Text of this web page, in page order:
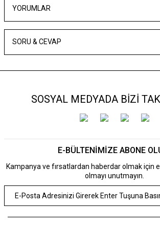
YORUMLAR
SORU & CEVAP
SOSYAL MEDYADA BİZİ
E-BÜLTENİMİZE ABONE
Kampanya ve fırsatlardan haberdar olmak için
olmayı unutmayın.